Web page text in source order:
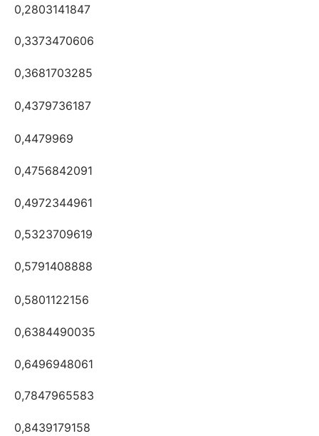
0,2803141847
0,3373470606
0,3681703285
0,4379736187
0,4479969
0,4756842091
0,4972344961
0,5323709619
0,5791408888
0,5801122156
0,6384490035
0,6496948061
0,7847965583
0,8439179158